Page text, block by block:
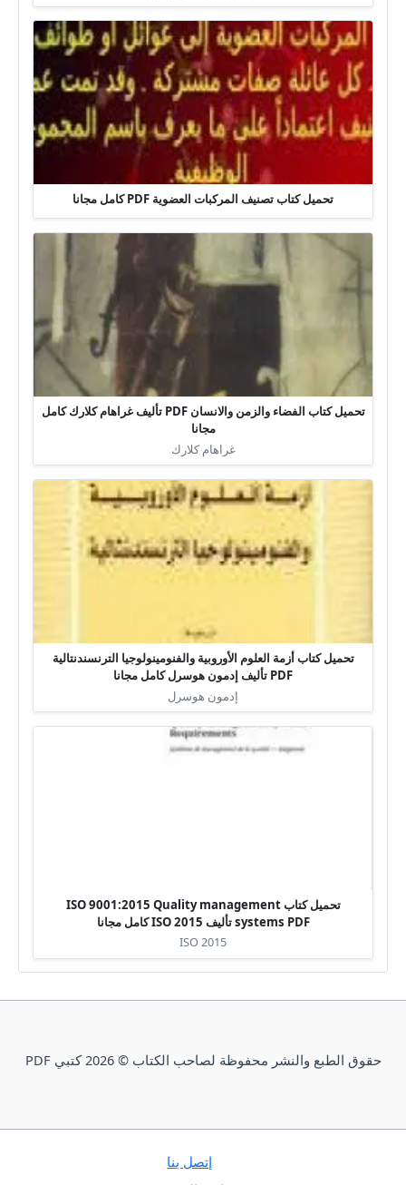
تحميل كتاب تصنيف المركبات العضوية PDF كامل مجانا
تحميل كتاب الفضاء والزمن والانسان PDF تأليف غراهام كلارك كامل
مجانا
غراهام كلارك
تحميل كتاب أزمة العلوم الأوروبية والفنومينولوجيا الترنسندنتالية
PDF تأليف إدمون هوسرل كامل مجانا
إدمون هوسرل
تحميل كتاب ISO 9001:2015 Quality management
systems PDF تأليف ISO 2015 كامل مجانا
ISO 2015
حقوق الطبع والنشر محفوظة لصاحب الكتاب © 2026 كتبي PDF
إتصل بنا